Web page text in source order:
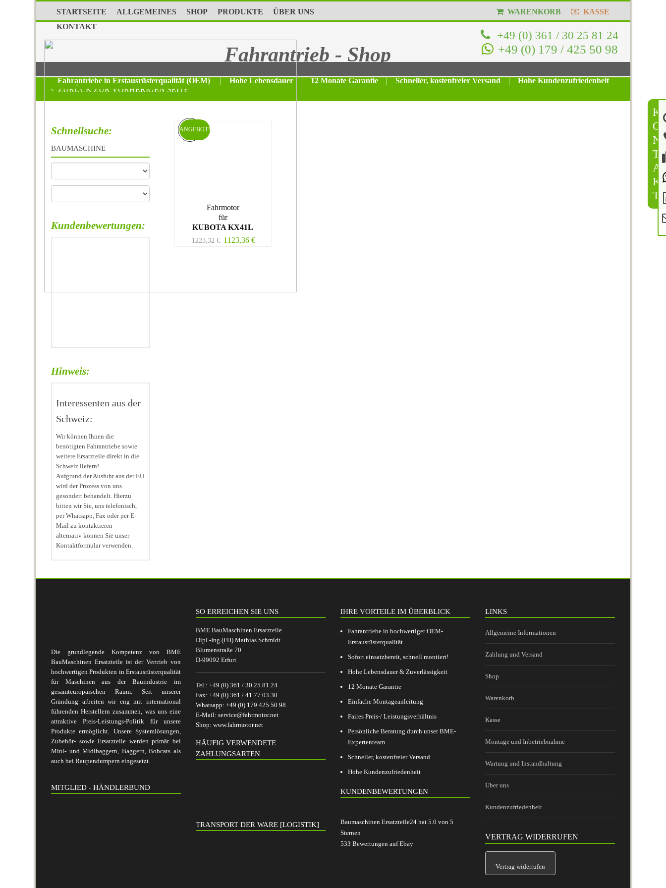
K
O
N
T
A
K
T
STARTSEITE ALLGEMEINES SHOP PRODUKTE
ÜBER UNS
KONTAKT
WARENKORB KASSE
+49 (0) 361 / 30 25 81 24
+49 (0) 179 / 425 50 98
Fahrantrieb - Shop
Fahrantriebe in Erstausrüsterqualität (OEM) | Hohe Lebensdauer | 12 Monate Garantie | Schneller, kostenfreier Versand |
Hohe Kundenzufriedenheit
ZURÜCK ZUR VORHERIGEN SEITE
Fahrmotor
für
KUBOTA KX41L
1223,32€ 1123,36€
ANGEBOT!
Schnellsuche:
BAUMASCHINE
Kundenbewertungen:
Hinweis:
Interessenten aus der
Schweiz:
Wir können Ihnen die
benötigten Fahrantriebe sowie
weitere Ersatzteile direkt in die
Schweiz liefern!
Aufgrund der Ausfuhr aus der EU
wird der Prozess von uns
gesondert behandelt. Hierzu
bitten wir Sie, uns telefonisch,
per Whatsapp, Fax oder per E-
Mail zu kontaktieren –
alternativ können Sie unser
Kontaktformular verwenden.
Die grundlegende Kompetenz von BME
BauMaschinen Ersatzteile ist der Vertrieb von
hochwertigen Produkten in Erstausrüsterqualität
für Maschinen aus der Bauindustrie im
gesamteuropäischen Raum. Seit unserer
Gründung arbeiten wir eng mit international
führenden Herstellern zusammen, was uns eine
attraktive Preis-Leistungs-Politik für unsere
Produkte ermöglicht. Unsere Systemlösungen,
Zubehör- sowie Ersatzteile werden primär bei
Mini- und Midibaggern, Baggern, Bobcats als
auch bei Raupendumpern eingesetzt.
MITGLIED - HÄNDLERBUND
SO ERREICHEN SIE UNS
BME BauMaschinen Ersatzteile
Dipl.-Ing.(FH) Mathias Schmidt
Blumenstraße 70
D-99092 Erfurt
Tel.: +49 (0) 361 / 30 25 81 24
Fax: +49 (0) 361 / 41 77 03 30
Whatsapp: +49 (0) 179 425 50 98
E-Mail: service@fahrmotor.net
Shop: www.fahrmotor.net
HÄUFIG VERWENDETE
ZAHLUNGSARTEN
TRANSPORT DER WARE [LOGISTIK]
IHRE VORTEILE IM ÜBERBLICK
Fahrantriebe in hochwertiger OEM-
Erstausrüsterqualität
Sofort einsatzbereit, schnell montiert!
Hohe Lebensdauer & Zuverlässigkeit
12 Monate Garantie
Einfache Montageanleitung
Faires Preis-/ Leistungsverhältnis
Persönliche Beratung durch unser BME-
Expertenteam
Schneller, kostenfreier Versand
Hohe Kundenzufriedenheit
KUNDENBEWERTUNGEN
Baumaschinen Ersatzteile24 hat 5.0 von 5
Sternen
533 Bewertungen auf Ebay
LINKS
Allgemeine Informationen
Zahlung und Versand
Shop
Warenkorb
Kasse
Montage und Inbetriebnahme
Wartung und Instandhaltung
Über uns
Kundenzufriedenheit
VERTRAG WIDERRUFEN
Vertrag widerrufen